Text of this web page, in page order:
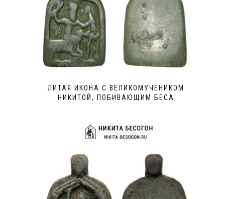
ЛИТАЯ ИКОНА С ВЕЛИКОМУЧЕНИКОМ
НИКИТОЙ, ПОБИВАЮЩИМ БЕСА